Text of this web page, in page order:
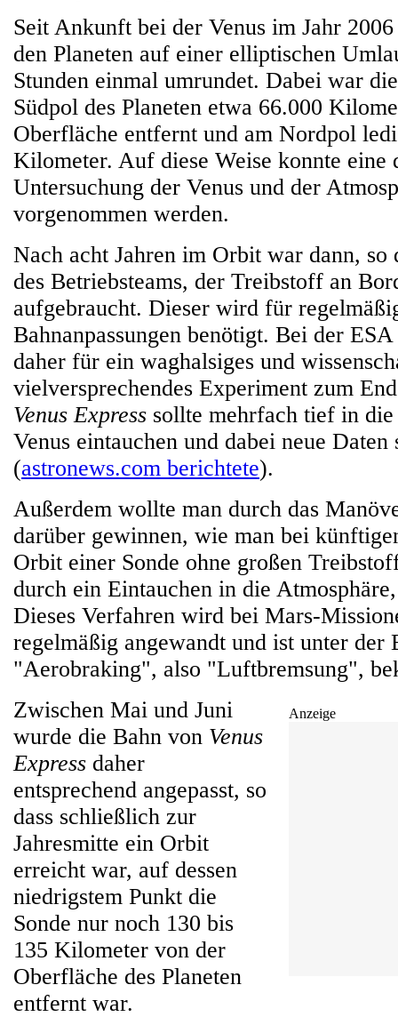
Seit Ankunft bei der Venus im Jahr
den Planeten auf einer elliptischen
Stunden einmal umrundet. Dabei war
Südpol des Planeten etwa 66.000
Oberfläche entfernt und am Nordpol
Kilometer. Auf diese Weise konnte eine
Untersuchung der Venus und der
vorgenommen werden.
Nach acht Jahren im Orbit war dann, so
des Betriebsteams, der Treibstoff an
aufgebraucht. Dieser wird für
Bahnanpassungen benötigt. Bei der
daher für ein waghalsiges und
vielversprechendes Experiment zum
Venus Express sollte mehrfach tief in
Venus eintauchen und dabei neue Daten
(astronews.com berichtete).
Außerdem wollte man durch das
darüber gewinnen, wie man bei
Orbit einer Sonde ohne großen
durch ein Eintauchen in die
Dieses Verfahren wird bei Mars-
regelmäßig angewandt und ist unter der
"Aerobraking", also "Luftbremsung",
Anzeige
Zwischen Mai und Juni
wurde die Bahn von Venus
Express daher
entsprechend angepasst, so
dass schließlich zur
Jahresmitte ein Orbit
erreicht war, auf dessen
niedrigstem Punkt die
Sonde nur noch 130 bis
135 Kilometer von der
Oberfläche des Planeten
entfernt war.